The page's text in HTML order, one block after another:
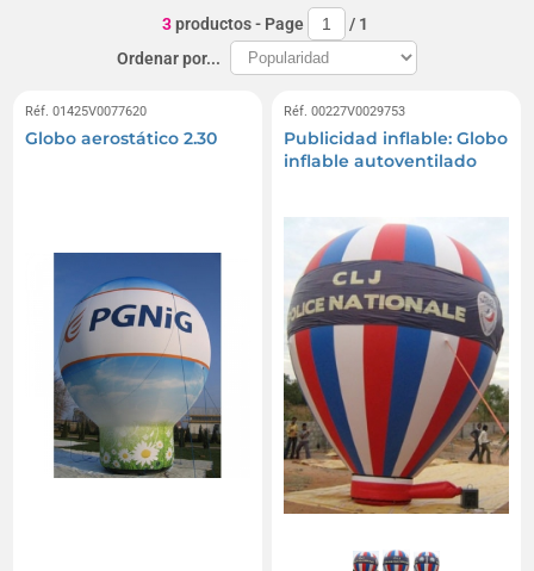
3productos- Page / 1
Ordenar por...
Réf. 01425V0077620
Globo aerostático 2.30
Réf. 00227V0029753
Publicidad inflable: Globo
inflable autoventilado